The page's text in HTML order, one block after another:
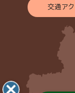
交通ア